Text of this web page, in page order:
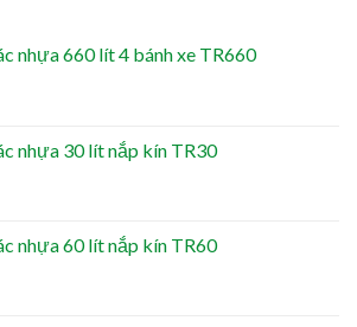
nhựa 660 lít 4 bánh xe TR660
nhựa 30 lít nắp kín TR30
nhựa 60 lít nắp kín TR60